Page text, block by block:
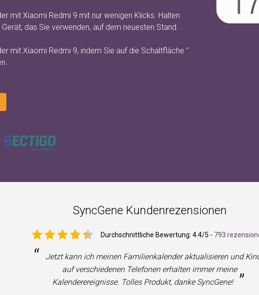
mit Xiaomi Redmi 9 mit nur wenigen Klicks. Halten
das Sie verwenden, auf dem neuesten Stand.
mit Xiaomi Redmi 9, indem Sie auf die Schaltfläche "
SyncGene Kundenrezensionen
Durchschnittliche Bewertung: 4.4/5 - 793
“
Jetzt kann ich meinen Familienkalender aktualisieren und
auf verschiedenen Telefonen erhalten immer meine
Kalenderereignisse. Tolles Produkt, danke SyncGene!
”